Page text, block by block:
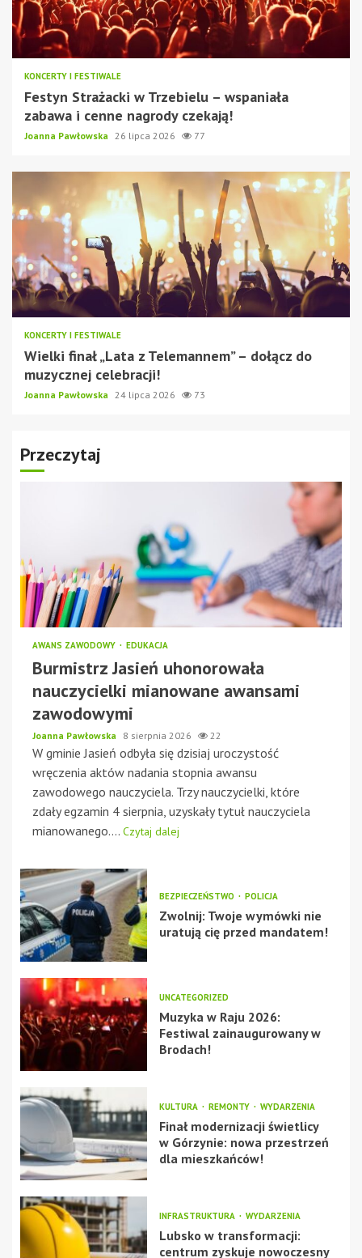
KONCERTY I FESTIWALE
Festyn Strażacki w Trzebielu – wspaniała
zabawa i cenne nagrody czekają!
Joanna Pawłowska 26 lipca 2026 77
KONCERTY I FESTIWALE
Wielki finał „Lata z Telemannem” – dołącz do
muzycznej celebracji!
Joanna Pawłowska 24 lipca 2026 73
Przeczytaj
AWANS ZAWODOWY EDUKACJA
Burmistrz Jasień uhonorowała
nauczycielki mianowane awansami
zawodowymi
Joanna Pawłowska 8 sierpnia 2026 22
W gminie Jasień odbyła się dzisiaj uroczystość
wręczenia aktów nadania stopnia awansu
zawodowego nauczyciela. Trzy nauczycielki, które
zdały egzamin 4 sierpnia, uzyskały tytuł nauczyciela
mianowanego.... Czytaj dalej
BEZPIECZEŃSTWO POLICJA
Zwolnij: Twoje wymówki nie
uratują cię przed mandatem!
UNCATEGORIZED
Muzyka w Raju 2026:
Festiwal zainaugurowany w
Brodach!
KULTURA REMONTY WYDARZENIA
Finał modernizacji świetlicy
w Górzynie: nowa przestrzeń
dla mieszkańców!
INFRASTRUKTURA WYDARZENIA
Lubsko w transformacji:
centrum zyskuje nowoczesny